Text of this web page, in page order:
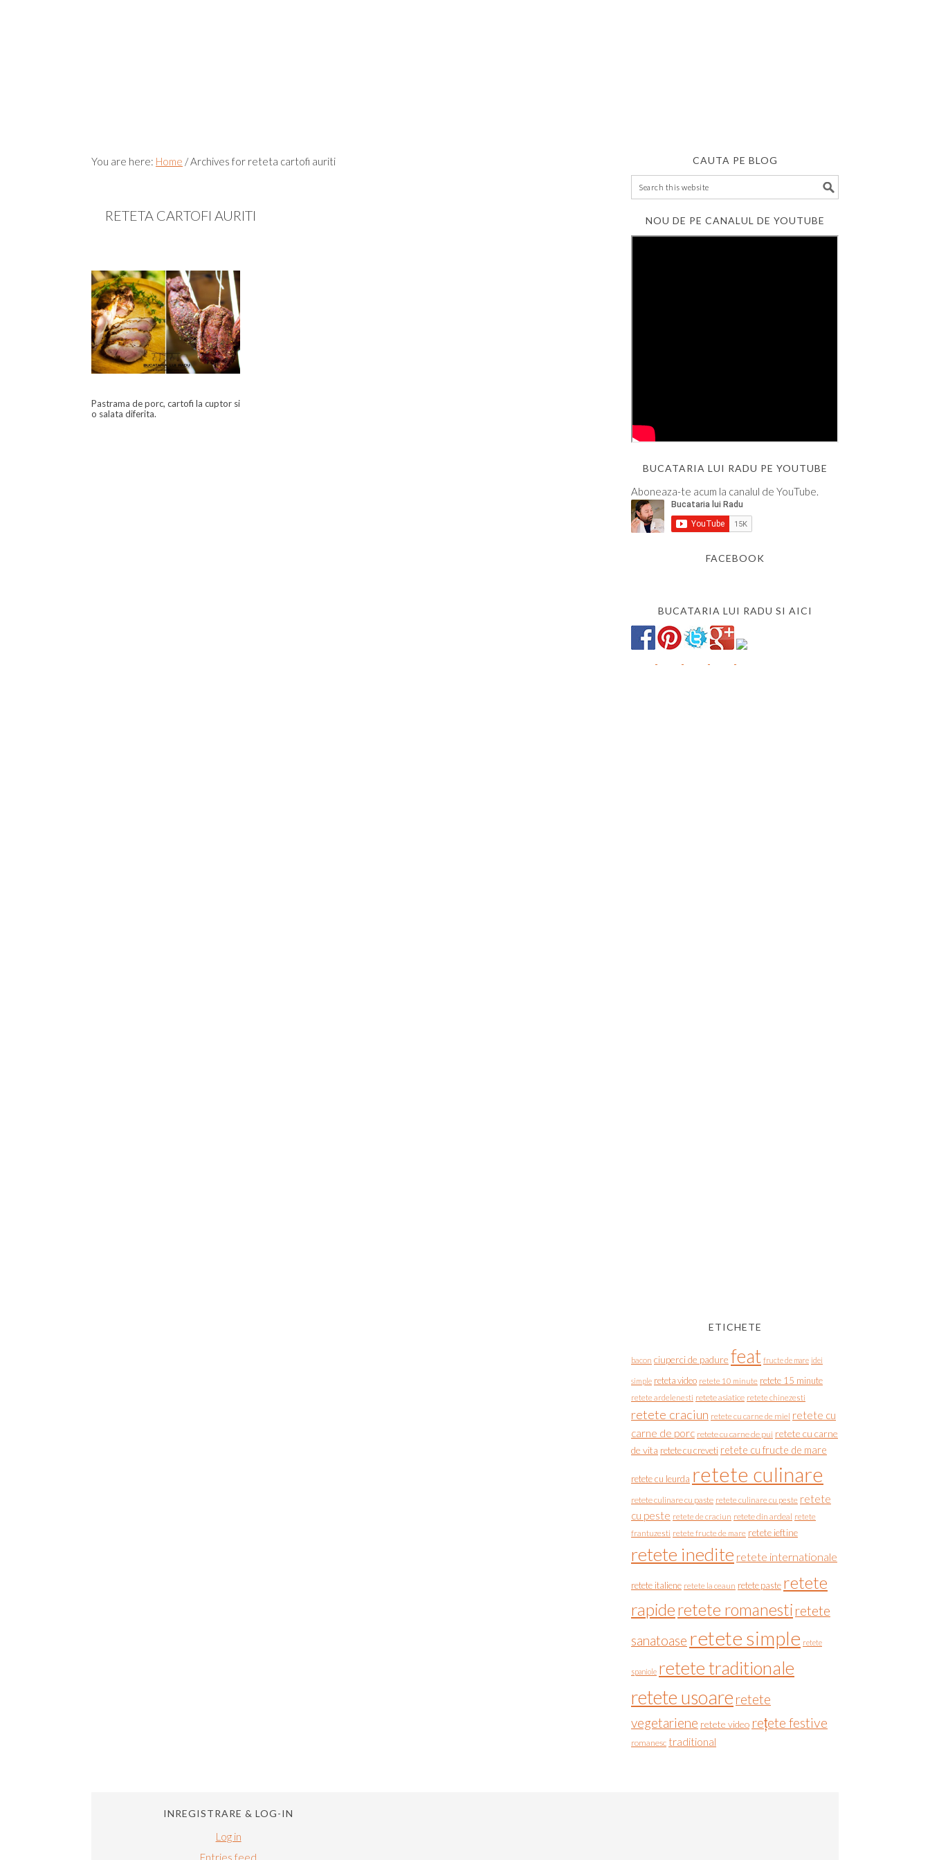
You are here: Home /Archives for reteta cartofi auriti
RETETA CARTOFI AURITI
Pastrama de porc, cartofi la cuptor si
o salata diferita.
CAUTA PE BLOG
NOU DE PE CANALUL DE YOUTUBE
BUCATARIA LUI RADU PE YOUTUBE
Aboneaza-te acum la canalul de YouTube.
FACEBOOK
BUCATARIA LUI RADU SI AICI
ETICHETE
bacon ciuperci de padure feat fructe de mare idei
simple reteta video retete 10 minute retete 15 minute
retete ardelenesti retete asiatice retete chinezesti
retete craciun retete cu carne de miel retete cu
carne de porc retete cu carne de pui retete cu carne
de vita retete cu creveti retete cu fructe de mare
retete cu leurda retete culinare
retete culinare cu paste retete culinare cu peste retete
cu peste retete de craciun retete din ardeal retete
frantuzesti retete fructe de mare retete ieftine
retete inedite retete internationale
retete italiene retete la ceaun retete paste retete
rapideretete romanesti retete
sanatoase retete simple retete
spaniole retete traditionale
retete usoare retete
vegetariene retete video rețete festive
romanesc traditional
INREGISTRARE & LOG-IN
Log in
Entries feed